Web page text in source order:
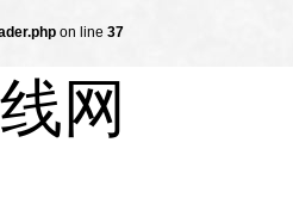
on line 37
网